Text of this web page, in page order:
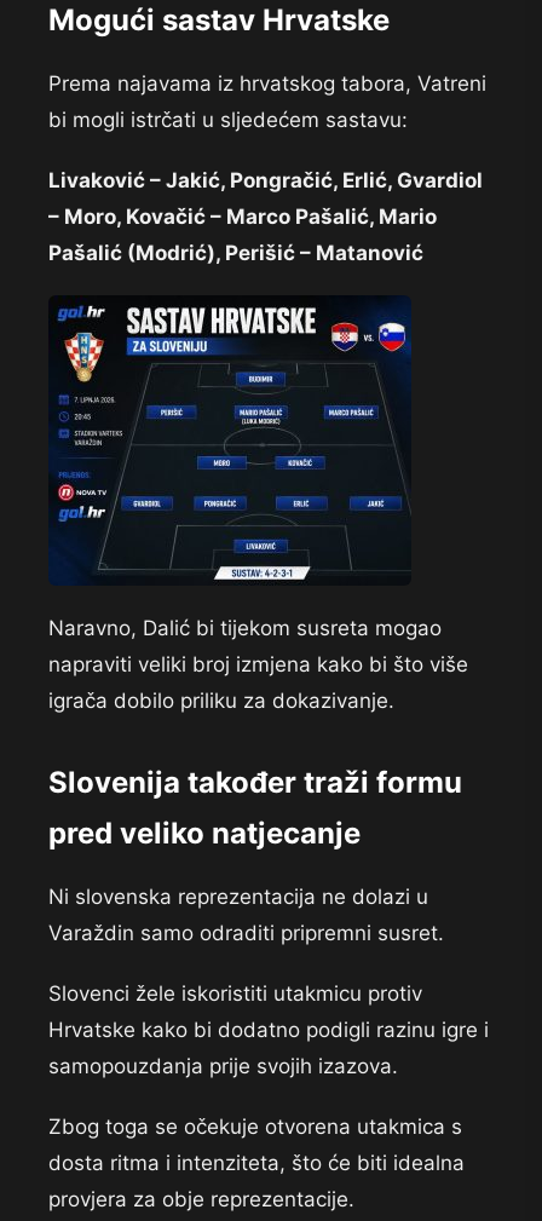
Mogući sastav Hrvatske
Prema najavama iz hrvatskog tabora, Vatreni
bi mogli istrčati u sljedećem sastavu:
Livaković – Jakić, Pongračić, Erlić, Gvardiol
– Moro, Kovačić – Marco Pašalić, Mario
Pašalić (Modrić), Perišić – Matanović
Naravno, Dalić bi tijekom susreta mogao
napraviti veliki broj izmjena kako bi što više
igrača dobilo priliku za dokazivanje.
Slovenija također traži formu
pred veliko natjecanje
Ni slovenska reprezentacija ne dolazi u
Varaždin samo odraditi pripremni susret.
Slovenci žele iskoristiti utakmicu protiv
Hrvatske kako bi dodatno podigli razinu igre i
samopouzdanja prije svojih izazova.
Zbog toga se očekuje otvorena utakmica s
dosta ritma i intenziteta, što će biti idealna
provjera za obje reprezentacije.